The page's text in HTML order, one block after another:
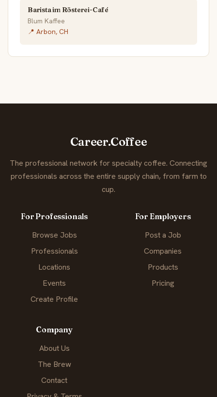
Barista im Rösterei-Café
Blum Kaffee
📍 Arbon, CH
Career.Coffee
The professional network for specialty coffee. Connecting
professionals across the entire supply chain, from farm to
cup.
For Professionals
Browse Jobs
Professionals
Locations
Events
Create Profile
For Employers
Post a Job
Companies
Products
Pricing
Company
About Us
The Brew
Contact